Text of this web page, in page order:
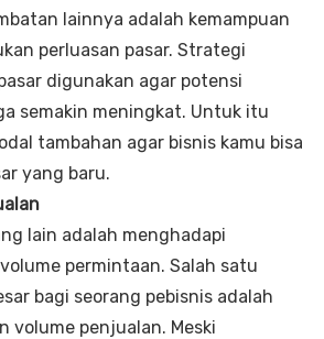
lainnya adalah kemampuan
perluasan pasar. Strategi
digunakan agar potensi
semakin meningkat. Untuk itu
tambahan agar bisnis kamu bisa
yang baru.
lain adalah menghadapi
permintaan. Salah satu
bagi seorang pebisnis adalah
volume penjualan. Meski